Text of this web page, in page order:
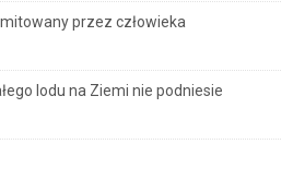
przez człowieka
lodu na Ziemi nie podniesie